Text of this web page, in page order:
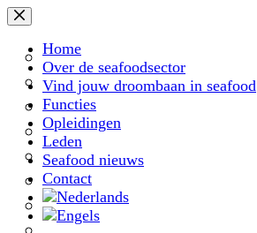
Ga
naar
inhoud
Home
Over de seafoodsector
Vind jouw droombaan in seafood
Functies
Opleidingen
Leden
Seafood nieuws
Contact